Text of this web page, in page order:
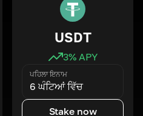
USDT
3% APY
ਪਹਿਲਾ ਇਨਾਮ
6 ਘੰਟਿਆਂ ਵਿੱਚ
Stake now